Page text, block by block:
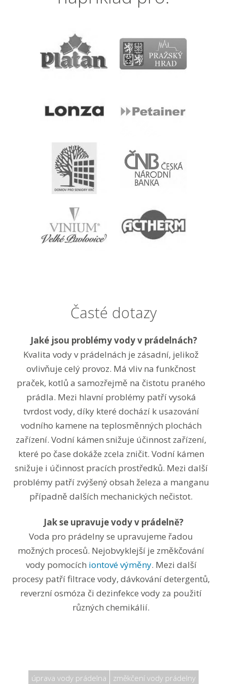
Časté dotazy
Jaké jsou problémy vody v prádelnách?
Kvalita vody v prádelnách je zásadní, jelikož
ovlivňuje celý provoz. Má vliv na funkčnost
praček, kotlů a samozřejmě na čistotu praného
prádla. Mezi hlavní problémy patří vysoká
tvrdost vody, díky které dochází k usazování
vodního kamene na teplosměnných plochách
zařízení. Vodní kámen snižuje účinnost zařízení,
které po čase dokáže zcela zničit. Vodní kámen
snižuje i účinnost pracích prostředků. Mezi další
problémy patří zvýšený obsah železa a manganu
případně dalších mechanických nečistot.
Jak se upravuje vody v prádelně?
Voda pro prádelny se upravujeme řadou
možných procesů. Nejobvyklejší je změkčování
vody pomocích iontové výměny. Mezi další
procesy patří filtrace vody, dávkování detergentů,
reverzní osmóza či dezinfekce vody za použití
různých chemikálií.
úprava vody prádelna změkčení vody prádelny